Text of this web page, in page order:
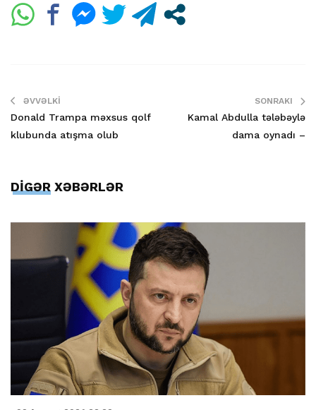
ƏVVƏLKI
Donald Trampa məxsus qolf
klubunda atışma olub
SONRAKI
Kamal Abdulla tələbəylə
dama oynadı –
DİGƏR XƏBƏRLƏR